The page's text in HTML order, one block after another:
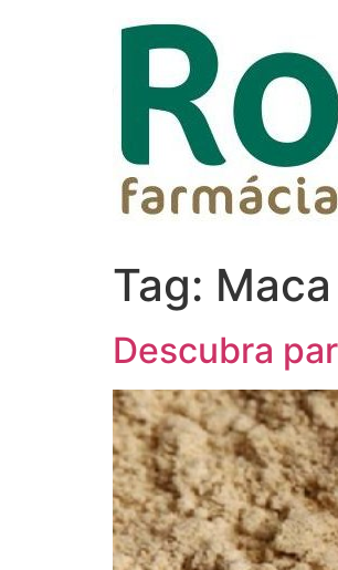
Tag:
Descubra